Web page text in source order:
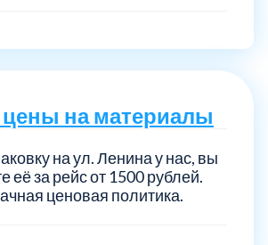
цены на материалы
на ул. Ленина у нас, вы
её за рейс от 1500 рублей.
ценовая политика.